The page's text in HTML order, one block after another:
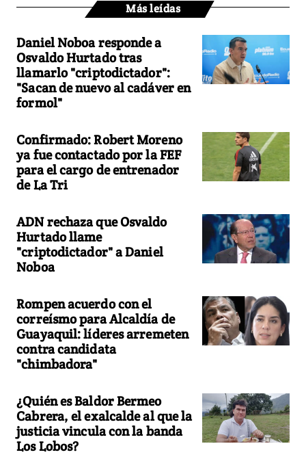
Más leídas
Daniel Noboa responde a
Osvaldo Hurtado tras
llamarlo "criptodictador":
"Sacan de nuevo al cadáver en
formol"
Confirmado: Robert Moreno
ya fue contactado por la FEF
para el cargo de entrenador
de La Tri
ADN rechaza que Osvaldo
Hurtado llame
"criptodictador" a Daniel
Noboa
Rompen acuerdo con el
correísmo para Alcaldía de
Guayaquil: líderes arremeten
contra candidata
"chimbadora"
¿Quién es Baldor Bermeo
Cabrera, el exalcalde al que la
justicia vincula con la banda
Los Lobos?